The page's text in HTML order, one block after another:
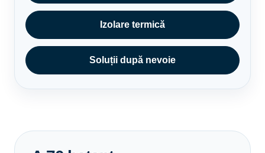
Izolare termică
Soluții după nevoie